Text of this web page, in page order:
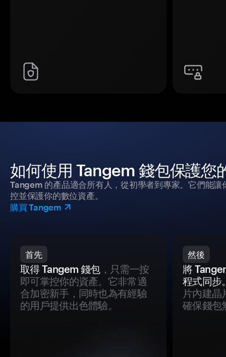
如何使用 Tangem 錢包保護您
Tangem 的產品適合所有人，從初學者到專家。它們能
控並保護你的數位資產。
購買 Tangem
首先
取得 Tangem 錢包，只需一按
即可掌控你的資產。它非常適
合加密新手，同時也為有經驗
的用戶提供出色體驗。
然後
將
程式同步
片內建晶
確保錢包